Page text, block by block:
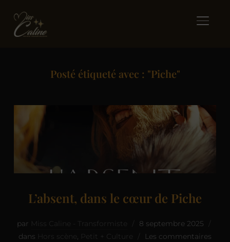
Posté étiqueté avec : "Piche"
L’absent, dans le cœur de Piche
par
8 septembre 2025
dans
,
Les commentaires